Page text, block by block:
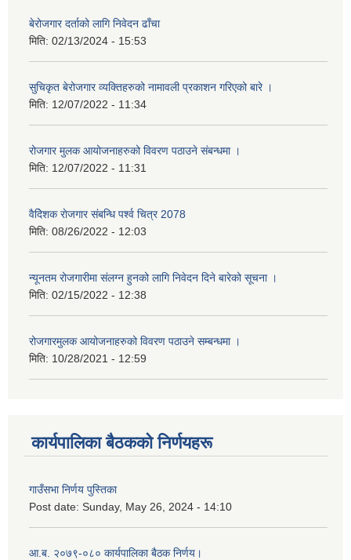
बेरोजगार दर्ताको लागि निवेदन ढाँचा
मिति: 02/13/2024 - 15:53
सुचिकृत बेरोजगार व्यक्तिहरुको नामावली प्रकाशन गरिएको बारे ।
मिति: 12/07/2022 - 11:34
रोजगार मुलक आयोजनाहरुको विवरण पठाउने संबन्धमा ।
मिति: 12/07/2022 - 11:31
वैदेिशक राेजगार संबन्धि पर्श्व चित्र 2078
मिति: 08/26/2022 - 12:03
न्यूनतम रोजगारीमा संलग्न हुनको लागि निवेदन दिने बारेको सूचना ।
मिति: 02/15/2022 - 12:38
रोजगारमुलक आयोजनाहरुको विवरण पठाउने सम्बन्धमा ।
मिति: 10/28/2021 - 12:59
कार्यपालिका बैठकको निर्णयहरू
गाउँसभा निर्णय पुस्तिका
Post date: Sunday, May 26, 2024 - 14:10
आ.ब. २०७९-०८० कार्यपालिका बैठक निर्णय।